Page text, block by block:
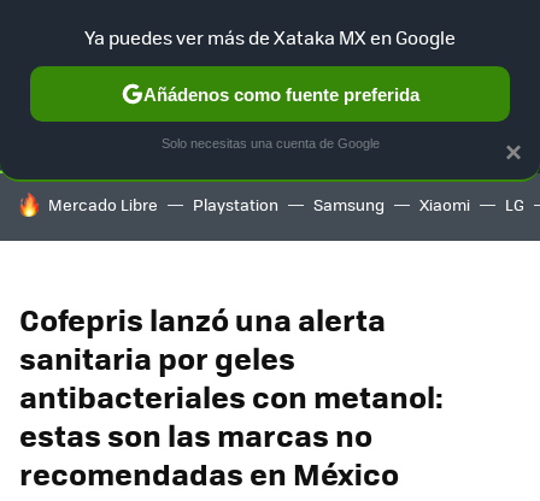
SELECCIÓN GAMING HOME AUTO TERRITORIO
HOY SE HABLA DE
Mercado Libre Playstation Samsung Xiaomi LG
Cofepris lanzó una alerta
sanitaria por geles
antibacteriales con metanol:
estas son las marcas no
recomendadas en México
×
Ya puedes ver más de Xataka MX en Google
Añádenos como fuente preferida
Solo necesitas una cuenta de Google